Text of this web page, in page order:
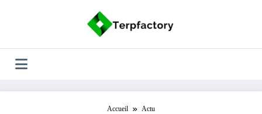
Accueil
Actu